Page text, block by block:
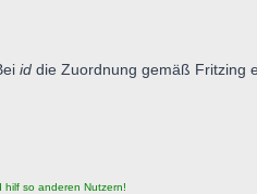
id die Zuordnung gemäß Fritzing
hilf so anderen Nutzern!